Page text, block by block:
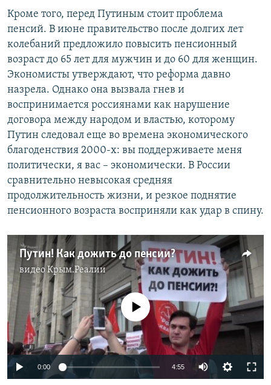
Кроме того, перед Путиным стоит проблема
пенсий. В июне правительство после долгих лет
колебаний предложило повысить пенсионный
возраст до 65 лет для мужчин и до 60 для женщин.
Экономисты утверждают, что реформа давно
назрела. Однако она вызвала гнев и
воспринимается россиянами как нарушение
договора между народом и властью, которому
Путин следовал еще во времена экономического
благоденствия 2000-х: вы поддерживаете меня
политически, я вас – экономически. В России
сравнительно невысокая средняя
продолжительность жизни, и резкое поднятие
пенсионного возраста восприняли как удар в спину.
Путин! Как дожить до пенсии?
видеоКрым.Реалии
No media source currently available
0:00 4:55